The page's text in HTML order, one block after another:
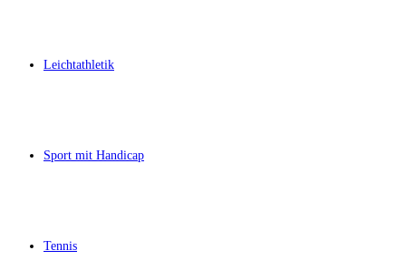
Leichtathletik
Sport mit Handicap
Tennis